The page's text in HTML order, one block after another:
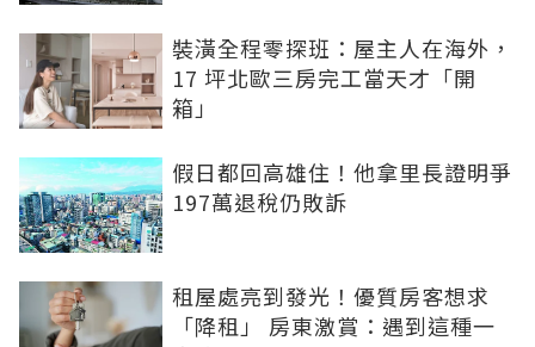
裝潢全程零探班：屋主人在海外，
17 坪北歐三房完工當天才「開
箱」
假日都回高雄住！他拿里長證明爭
197萬退稅仍敗訴
租屋處亮到發光！優質房客想求
「降租」 房東激賞：遇到這種一